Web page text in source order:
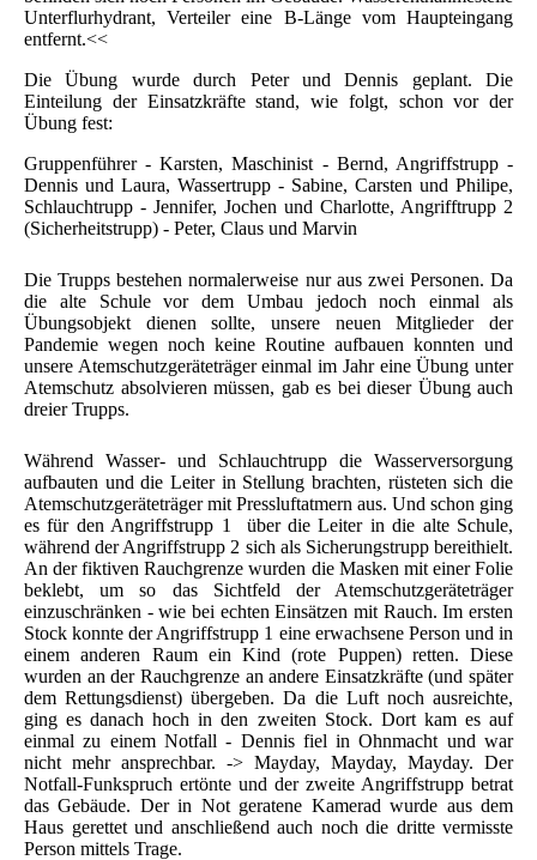
Unterflurhydrant, Verteiler eine B-Länge vom Haupteingang
entfernt.<<
Die Übung wurde durch Peter und Dennis geplant. Die
Einteilung der Einsatzkräfte stand, wie folgt, schon vor der
Übung fest:
Gruppenführer - Karsten, Maschinist - Bernd, Angriffstrupp -
Dennis und Laura, Wassertrupp - Sabine, Carsten und Philipe,
Schlauchtrupp - Jennifer, Jochen und Charlotte, Angrifftrupp 2
(Sicherheitstrupp) - Peter, Claus und Marvin
Die Trupps bestehen normalerweise nur aus zwei Personen. Da
die alte Schule vor dem Umbau jedoch noch einmal als
Übungsobjekt dienen sollte, unsere neuen Mitglieder der
Pandemie wegen noch keine Routine aufbauen konnten und
unsere Atemschutzgeräteträger einmal im Jahr eine Übung unter
Atemschutz absolvieren müssen, gab es bei dieser Übung auch
dreier Trupps.
Während Wasser- und Schlauchtrupp die Wasserversorgung
aufbauten und die Leiter in Stellung brachten, rüsteten sich die
Atemschutzgeräteträger mit Pressluftatmern aus. Und schon ging
es für den Angriffstrupp 1 über die Leiter in die alte Schule,
während der Angriffstrupp 2 sich als Sicherungstrupp bereithielt.
An der fiktiven Rauchgrenze wurden die Masken mit einer Folie
beklebt, um so das Sichtfeld der Atemschutzgeräteträger
einzuschränken - wie bei echten Einsätzen mit Rauch. Im ersten
Stock konnte der Angriffstrupp 1 eine erwachsene Person und in
einem anderen Raum ein Kind (rote Puppen) retten. Diese
wurden an der Rauchgrenze an andere Einsatzkräfte (und später
dem Rettungsdienst) übergeben. Da die Luft noch ausreichte,
ging es danach hoch in den zweiten Stock. Dort kam es auf
einmal zu einem Notfall - Dennis fiel in Ohnmacht und war
nicht mehr ansprechbar. -> Mayday, Mayday, Mayday. Der
Notfall-Funkspruch ertönte und der zweite Angriffstrupp betrat
das Gebäude. Der in Not geratene Kamerad wurde aus dem
Haus gerettet und anschließend auch noch die dritte vermisste
Person mittels Trage.